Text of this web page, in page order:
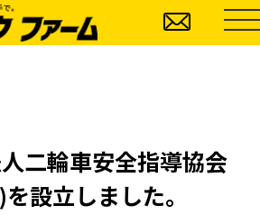
二輪車安全指導協会
設立しました。